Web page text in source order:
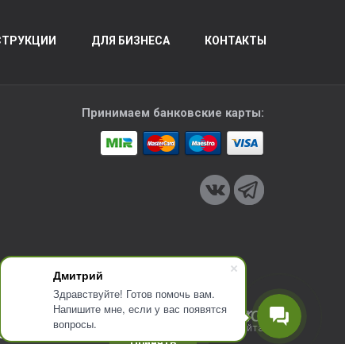
Дмитрий
Здравствуйте! Готов помочь вам.
Напишите мне, если у вас появятся
вопросы.
ДЛЯ БИЗНЕСА КОНТАКТЫ
Принимаем банковские карты:
Разработка сайта
с